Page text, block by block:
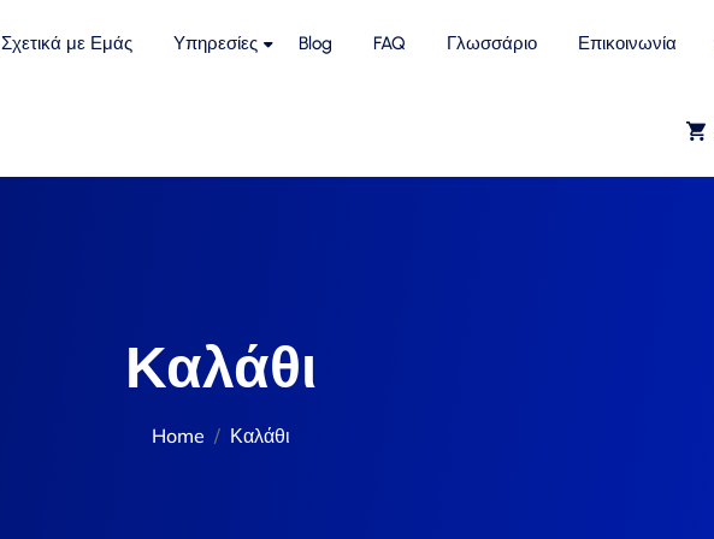
Σχετικά με Εμάς Υπηρεσίες Blog FAQ Γλωσσάριο Επικοινωνία
Καλάθι
Home Καλάθι